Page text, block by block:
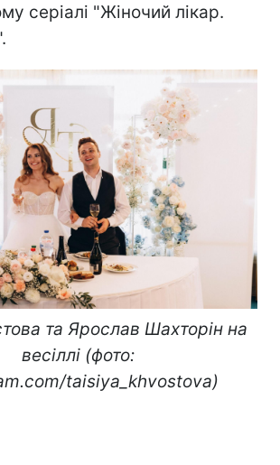
серіалі "Жіночий лікар.
та Ярослав Шахторін на
весіллі (фото:
taisiya_khvostova)